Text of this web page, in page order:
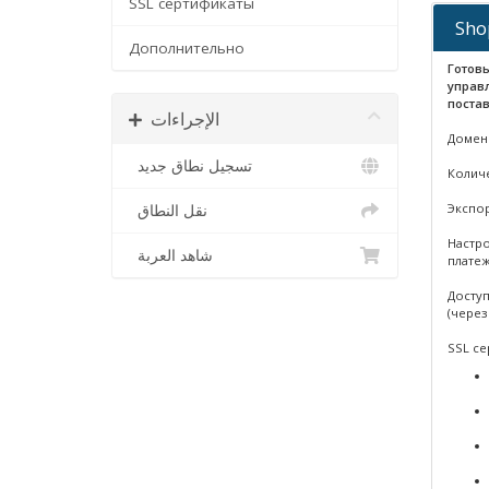
Дополнительно
الإجراءات
تسجيل نطاق جديد
نقل النطاق
شاهد العربة
Домен
SSL